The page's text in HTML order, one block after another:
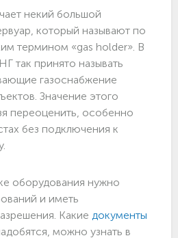
некий большой
который называют по
термином «gas holder». В
так принято называть
газоснабжение
Значение этого
переоценить, особенно
без подключения к
оборудования нужно
и иметь
Какие документы
можно узнать в